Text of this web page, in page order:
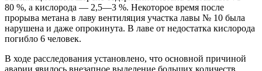
80 %, а кислорода — 2,5—3 %. Некоторое время после
прорыва метана в лаву вентиляция участка лавы № 10 была
нарушена и даже опрокинута. В лаве от недостатка кислорода
погибло 6 человек.
В ходе расследования установлено, что основной причиной
аварии явилось внезапное выделение больших количеств